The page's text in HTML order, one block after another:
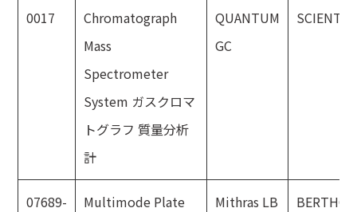
0017
Chromatograph
Mass
Spectrometer
System ガスクロマ
トグラフ 質量分析
計
QUANTUM
GC
07689-
Multimode Plate
Mithras LB